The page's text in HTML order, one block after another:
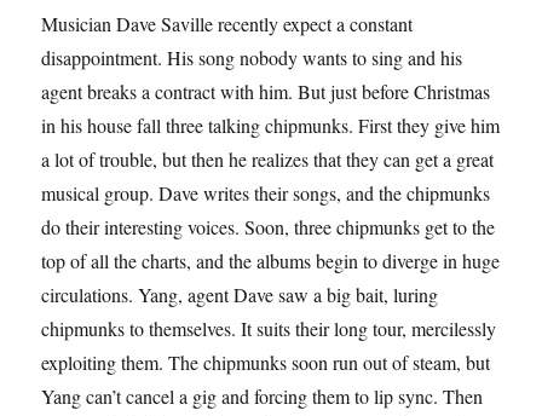
Musician Dave Saville recently expect a constant
disappointment. His song nobody wants to sing and his
agent breaks a contract with him. But just before Christmas
in his house fall three talking chipmunks. First they give him
a lot of trouble, but then he realizes that they can get a great
musical group. Dave writes their songs, and the chipmunks
do their interesting voices. Soon, three chipmunks get to the
top of all the charts, and the albums begin to diverge in huge
circulations. Yang, agent Dave saw a big bait, luring
chipmunks to themselves. It suits their long tour, mercilessly
exploiting them. The chipmunks soon run out of steam, but
Yang can’t cancel a gig and forcing them to lip sync. Then